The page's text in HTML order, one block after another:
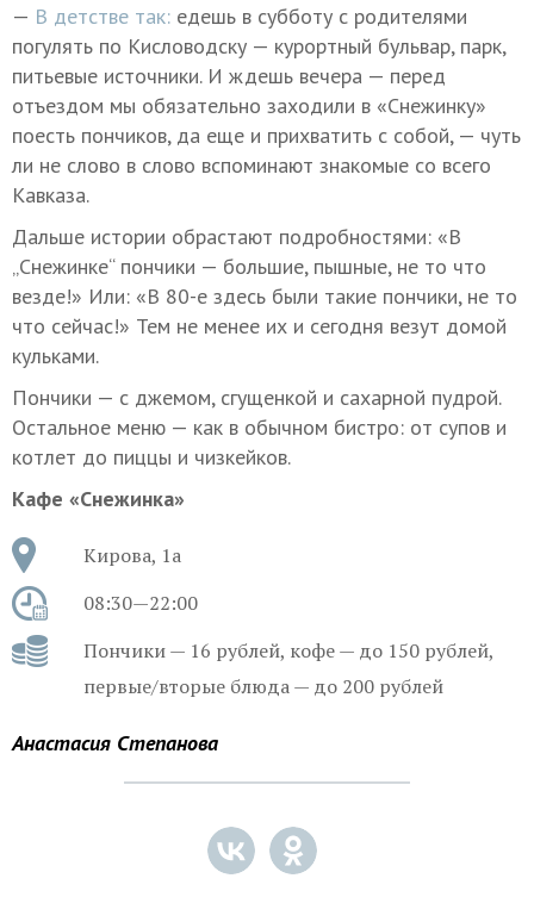
— В детстве так: едешь в субботу с родителями
погулять по Кисловодску — курортный бульвар, парк,
питьевые источники. И ждешь вечера — перед
отъездом мы обязательно заходили в «Снежинку»
поесть пончиков, да еще и прихватить с собой, — чуть
ли не слово в слово вспоминают знакомые со всего
Кавказа.
Дальше истории обрастают подробностями: «В
„Снежинке“ пончики — большие, пышные, не то что
везде!» Или: «В 80-е здесь были такие пончики, не то
что сейчас!» Тем не менее их и сегодня везут домой
кульками.
Пончики — с джемом, сгущенкой и сахарной пудрой.
Остальное меню — как в обычном бистро: от супов и
котлет до пиццы и чизкейков.
Кафе «Снежинка»
Кирова, 1а
08:30—22:00
Пончики — 16 рублей, кофе — до 150 рублей,
первые/вторые блюда — до 200 рублей
Анастасия Степанова